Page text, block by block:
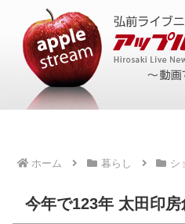
ホーム 暮らし シ
今年で123年 太田印